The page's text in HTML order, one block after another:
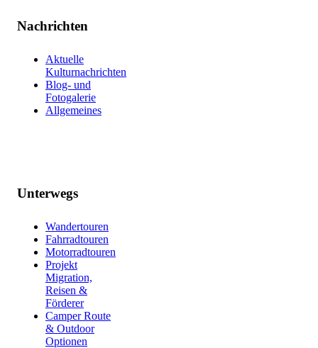
Nachrichten
Aktuelle
Kulturnachrichten
Blog- und
Fotogalerie
Allgemeines
Unterwegs
Wandertouren
Fahrradtouren
Motorradtouren
Projekt
Migration,
Reisen &
Förderer
Camper Route
& Outdoor
Optionen